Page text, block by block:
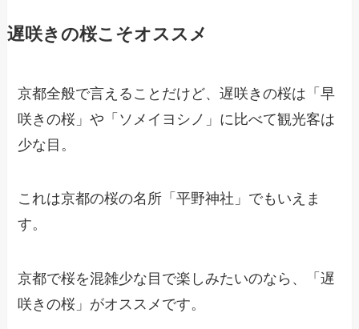
遅咲きの桜こそオススメ
京都全般で言えることだけど、遅咲きの桜は「早
咲きの桜」や「ソメイヨシノ」に比べて観光客は
少な目。
これは京都の桜の名所「平野神社」でもいえま
す。
京都で桜を混雑少な目で楽しみたいのなら、「遅
咲きの桜」がオススメです。